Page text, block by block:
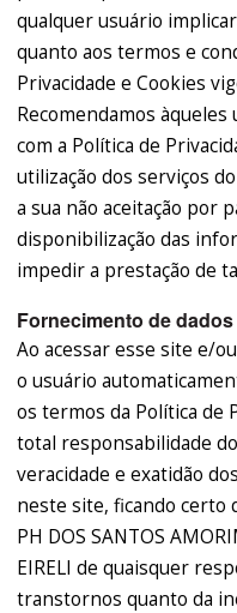
qualquer usuário
quanto aos termos e
Privacidade e Cookies
Recomendamos
com a Política de
utilização dos serviços
a sua não aceitação por
disponibilização das
impedir a prestação de
Fornecimento de dados
Ao acessar esse site e/
o usuário
os termos da Política de
total responsabilidade
veracidade e exatidão
neste site, ficando certo
PH DOS SANTOS
EIRELI de quaisquer
transtornos quanto da